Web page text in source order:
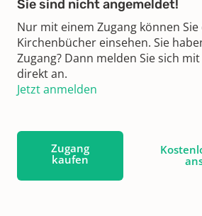
Sie sind nicht angemeldet!
Nur mit einem Zugang können
Kirchenbücher einsehen. Sie
Zugang? Dann melden Sie sich
direkt an.
Jetzt anmelden
Zugang
kaufen